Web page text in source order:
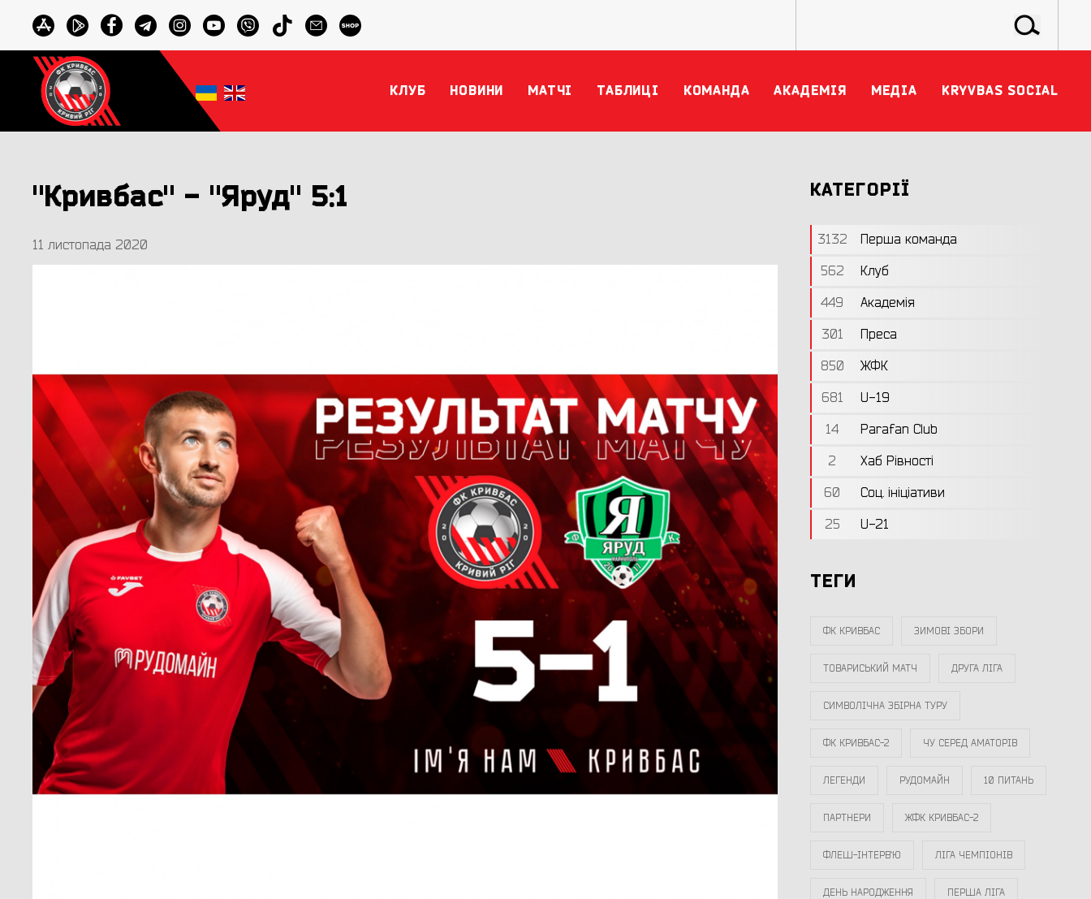
КЛУБ НОВИНИ МАТЧІ ТАБЛИЦІ КОМАНДА АКАДЕМІЯ МЕДІА KRYVBAS SOCIAL
"Кривбас" - "Яруд" 5:1
11 листопада 2020
КАТЕГОРІЇ
3132
Перша команда
562
Клуб
449
Академія
301
Преса
850
ЖФК
681
U-19
14
Parafan Club
2
Хаб Рівності
60
Соц. ініціативи
25
U-21
ТЕГИ
ФК КРИВБАС ЗИМОВІ ЗБОРИ
ТОВАРИСЬКИЙ МАТЧ ДРУГА ЛІГА
СИМВОЛІЧНА ЗБІРНА ТУРУ
ФК КРИВБАС-2 ЧУ СЕРЕД АМАТОРІВ
ЛЕГЕНДИ РУДОМАЙН 10 ПИТАНЬ
ПАРТНЕРИ ЖФК КРИВБАС-2
ФЛЕШ-ІНТЕРВ`Ю ЛІГА ЧЕМПІОНІВ
ДЕНЬ НАРОДЖЕННЯ ПЕРША ЛІГА